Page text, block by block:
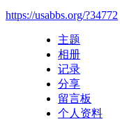
https://usabbs.org/?34772
主题
相册
记录
分享
留言板
个人资料